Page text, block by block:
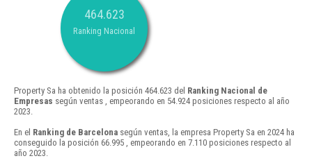
464.623
Ranking Nacional
Property Sa ha obtenido la posición 464.623 del Ranking Nacional de
Empresas según ventas , empeorando en 54.924 posiciones respecto al año
2023.
En el Ranking de Barcelona según ventas, la empresa Property Sa en 2024 ha
conseguido la posición 66.995 , empeorando en 7.110 posiciones respecto al
año 2023.